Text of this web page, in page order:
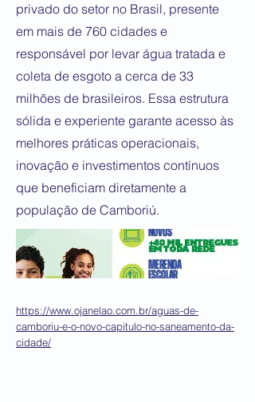
privado do setor no Brasil, presente
em mais de 760 cidades e
responsável por levar água tratada e
coleta de esgoto a cerca de 33
milhões de brasileiros. Essa estrutura
sólida e experiente garante acesso às
melhores práticas operacionais,
inovação e investimentos contínuos
que beneficiam diretamente a
população de Camboriú.
https://www.ojanelao.com.br/aguas-de-
camboriu-e-o-novo-capitulo-no-saneamento-da-
cidade/